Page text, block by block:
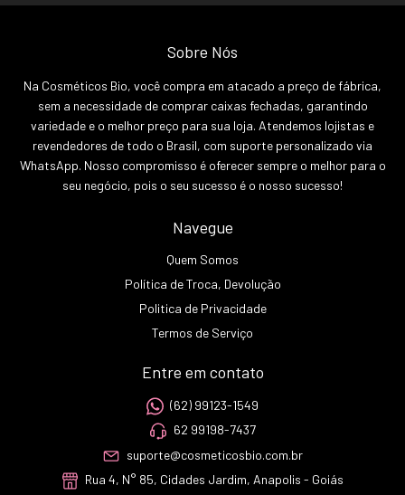
Sobre Nós
Na Cosméticos Bio, você compra em atacado a preço de fábrica,
sem a necessidade de comprar caixas fechadas, garantindo
variedade e o melhor preço para sua loja. Atendemos lojistas e
revendedores de todo o Brasil, com suporte personalizado via
WhatsApp. Nosso compromisso é oferecer sempre o melhor para o
seu negócio, pois o seu sucesso é o nosso sucesso!
Navegue
Quem Somos
Política de Troca, Devolução
Politica de Privacidade
Termos de Serviço
Entre em contato
(62) 99123-1549
62 99198-7437
suporte@cosmeticosbio.com.br
Rua 4, N° 85, Cidades Jardim, Anapolis - Goiás